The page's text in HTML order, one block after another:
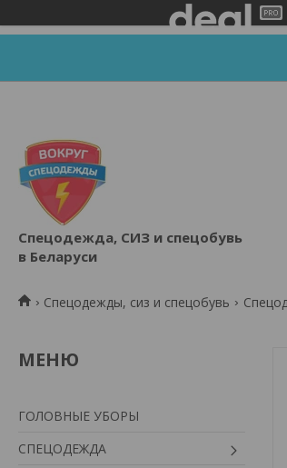
Спецодежда, СИЗ и спецобувь
в Беларуси
Спецодежды, сиз и спецобувь
ГОЛОВНЫЕ УБОРЫ
СПЕЦОДЕЖДА